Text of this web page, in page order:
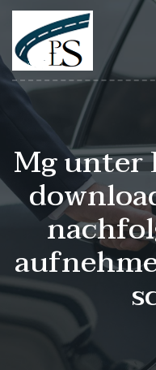
Mg unter